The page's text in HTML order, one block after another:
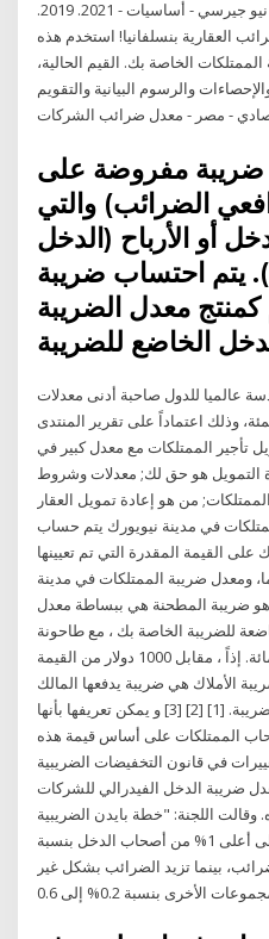
العقارية تقييم الممتلكات في ولاية نيو جيرسي - أساسيات - 2021. 2019.
العقارية بنسلفانيا! استخدم هذه
الخاصة بك. القيم الحالية،
والرسوم البيانية والتقويم
مفروضة على
الضرائب) والتي
أو الأرباح (الدخل
يتم احتساب ضريبة
معدل الضريبة
عالميا للدول صاحبة أدنى معدلات
بنسبة 5. 14 في المئة، وذلك اعتماداً على تقرير المنتدى
تأجير الممتلكات مع معدل كبير في
من إعادة التمويل هو حق لك; معدلات وشروط
من هو إعادة تمويل العقار
الممتلكات في مدينة نيويورك يتم حساب
القيمة المقدرة التي تم تعيينها
ومعدل ضريبة الممتلكات في مدينة
هو ضريبة المطحنة هي ببساطة معدل
للضريبة الخاصة بك ، مع طاحونة
واحدة تمثل عشر واحد في المائة. إذاً ، مقابل 1000 دولار من القيمة
الأملاك هي ضريبة يدفعها المالك
وفقا لقيمة الملك الخاضع للضريبة. [1] [2] [3] و يمكن تعريفها بأنها
الممتلكات على أساس قيمة هذه
أكبر التغييرات في قانون التخفيضات الضريبية
هو تثبيت معدل ضريبة الدخل الفيدرالي للشركات
2018 وما بعده. وقالت اللجنة: "خطة بايدن الضريبية
تقدمية للغاية، حيث تزيد الضرائب على أعلى 1% من أصحاب الدخل بنسبة
الضرائب، بينما تزيد الضرائب بشكل غير